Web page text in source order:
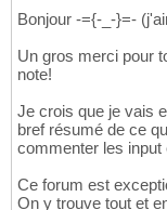
Bonjour -={-_-}=-
Un gros merci pour
note!
Je crois que je vais
bref résumé de ce
commenter les input
Ce forum est
On y trouve tout et